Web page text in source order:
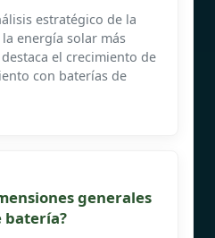
estratégico de la
energía solar más
el crecimiento de
con baterías de
generales
batería?